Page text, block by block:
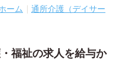
ーム
通所介護（デイサー
福祉の求人を給与か